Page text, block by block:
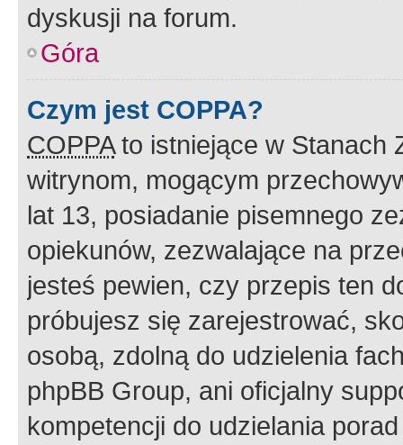
dyskusji na forum.
Góra
Czym jest COPPA?
COPPAto istniejące w Stanach
witrynom, mogącym
lat 13, posiadanie pisemnego
opiekunów, zezwalające na
jesteś pewien, czy przepis ten
próbujesz się zarejestrować,
osobą, zdolną do udzielenia
phpBB Group, ani oficjalny
kompetencji do udzielania